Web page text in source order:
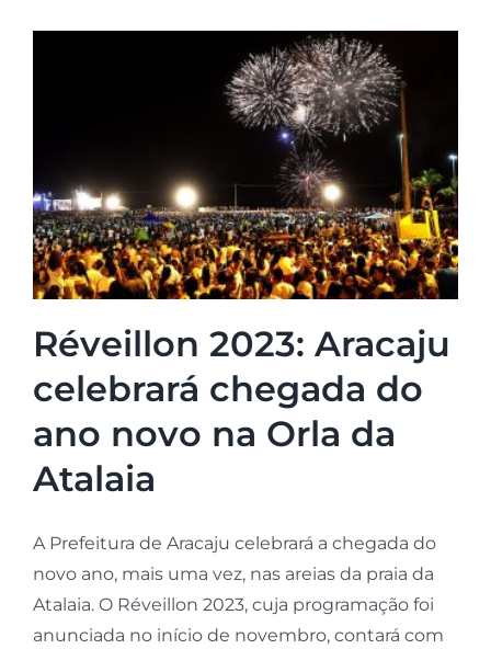
Réveillon 2023: Aracaju
celebrará chegada do
ano novo na Orla da
Atalaia
A Prefeitura de Aracaju celebrará a chegada do
novo ano, mais uma vez, nas areias da praia da
Atalaia. O Réveillon 2023, cuja programação foi
anunciada no início de novembro, contará com